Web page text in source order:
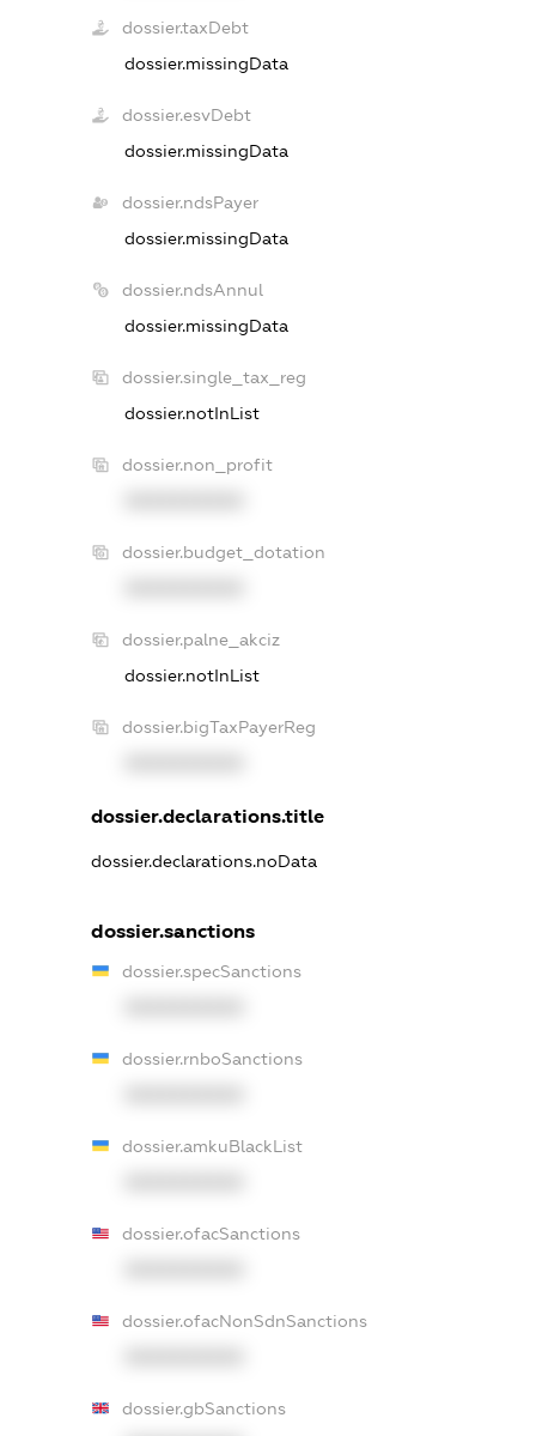
dossier.taxDebt
dossier.missingData
dossier.esvDebt
dossier.missingData
dossier.ndsPayer
dossier.missingData
dossier.ndsAnnul
dossier.missingData
dossier.single_tax_reg
dossier.notInList
dossier.non_profit
dossier.budget_dotation
dossier.palne_akciz
dossier.notInList
dossier.bigTaxPayerReg
dossier.declarations.title
dossier.declarations.noData
dossier.sanctions
dossier.specSanctions
dossier.rnboSanctions
dossier.amkuBlackList
dossier.ofacSanctions
dossier.ofacNonSdnSanctions
dossier.gbSanctions